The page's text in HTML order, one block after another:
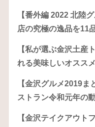
【番外編 2022 北陸
店の究極の逸品を11
【私が選ぶ金沢土産
れる美味しいオスス
【金沢グルメ2019ま
ストラン令和元年の
【金沢テイクアウト